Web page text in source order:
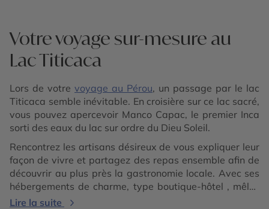
Votre voyage sur-mesure au
Lac Titicaca
Lors de votre voyage au Pérou, un passage par le lac
Titicaca semble inévitable. En croisière sur ce lac sacré,
vous pouvez apercevoir Manco Capac, le premier Inca
sorti des eaux du lac sur ordre du Dieu Soleil.
Rencontrez les artisans désireux de vous expliquer leur
façon de vivre et partagez des repas ensemble afin de
découvrir au plus près la gastronomie locale. Avec ses
hébergements de charme, type boutique-hôtel , mêlez
aventure à un confort respectueux de l’environnement,
Lire la suite